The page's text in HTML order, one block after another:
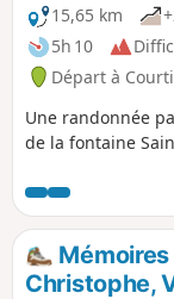
15,65 km
5h 10
Départ à
Une randonnée
de la fontaine
Christophe,